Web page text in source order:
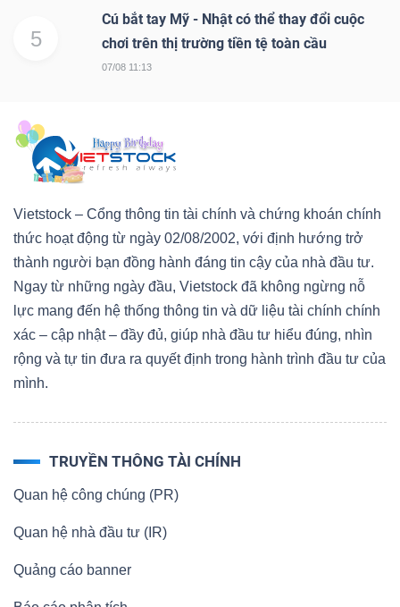
5
Cú bắt tay Mỹ - Nhật có thể thay đổi cuộc
chơi trên thị trường tiền tệ toàn cầu
07/08 11:13
Vietstock – Cổng thông tin tài chính và chứng khoán chính
thức hoạt động từ ngày 02/08/2002, với định hướng trở
thành người bạn đồng hành đáng tin cậy của nhà đầu tư.
Ngay từ những ngày đầu, Vietstock đã không ngừng nỗ
lực mang đến hệ thống thông tin và dữ liệu tài chính chính
xác – cập nhật – đầy đủ, giúp nhà đầu tư hiểu đúng, nhìn
rộng và tự tin đưa ra quyết định trong hành trình đầu tư của
mình.
TRUYỀN THÔNG TÀI CHÍNH
Quan hệ công chúng (PR)
Quan hệ nhà đầu tư (IR)
Quảng cáo banner